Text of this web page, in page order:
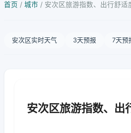
首页 / 城市 / 安次区旅游指数、出行舒适
安次区实时天气 3天预报 7天预
安次区旅游指数、出